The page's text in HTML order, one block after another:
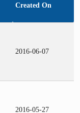
Created On
2016-06-07
2016-05-27